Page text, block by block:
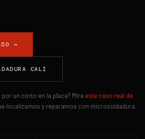
→
CALI
por un corto en la placa? Mira este caso real de
localizamos y reparamos con microsoldadura.